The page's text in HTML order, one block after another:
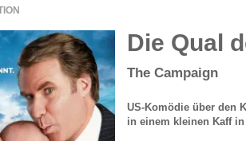
Die Qual
The Campaign
US-Komödie über den
in einem kleinen Kaff